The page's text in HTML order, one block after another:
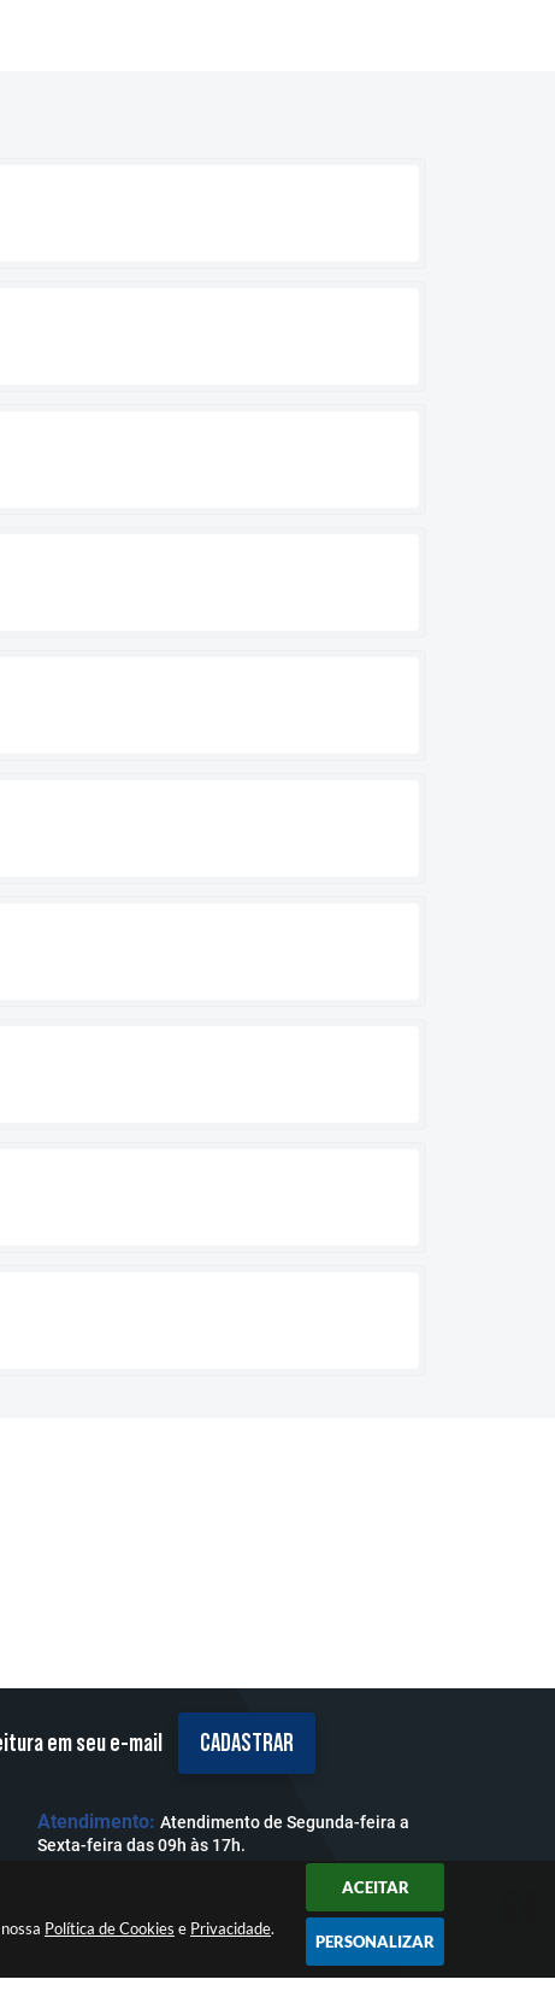
Política de Cookies e Privacidade.
ACEITAR
PERSONALIZAR
em seu e-mail CADASTRAR
Atendimento: Atendimento de Segunda-feira a
Sexta-feira das 09h às 17h.